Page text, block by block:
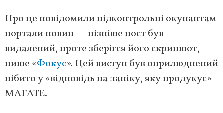
Про це повідомили підконтрольні окупантам
портали новин — пізніше пост був
видалений, проте зберігся його скриншот,
пише «Фокус». Цей виступ був оприлюднений
нібито у «відповідь на паніку, яку продукує»
МАГАТЕ.